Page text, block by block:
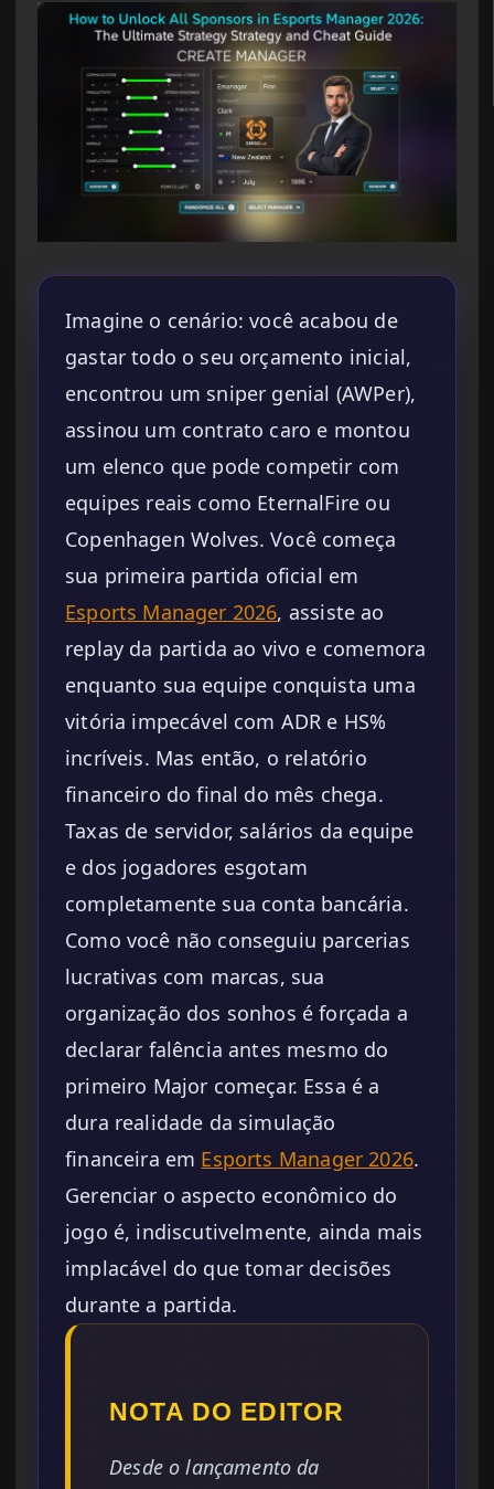
Imagine o cenário: você acabou de
gastar todo o seu orçamento inicial,
encontrou um sniper genial (AWPer),
assinou um contrato caro e montou
um elenco que pode competir com
equipes reais como EternalFire ou
Copenhagen Wolves. Você começa
sua primeira partida oficial em
Esports Manager 2026, assiste ao
replay da partida ao vivo e comemora
enquanto sua equipe conquista uma
vitória impecável com ADR e HS%
incríveis. Mas então, o relatório
financeiro do final do mês chega.
Taxas de servidor, salários da equipe
e dos jogadores esgotam
completamente sua conta bancária.
Como você não conseguiu parcerias
lucrativas com marcas, sua
organização dos sonhos é forçada a
declarar falência antes mesmo do
primeiro Major começar. Essa é a
dura realidade da simulação
financeira em Esports Manager 2026.
Gerenciar o aspecto econômico do
jogo é, indiscutivelmente, ainda mais
implacável do que tomar decisões
durante a partida.
NOTA DO EDITOR
Desde o lançamento da